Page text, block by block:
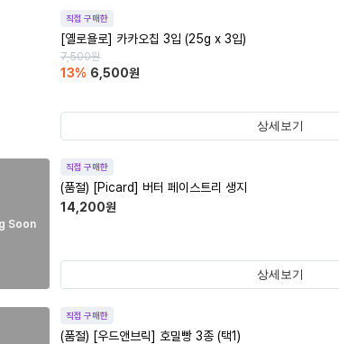
직접 구매한
[옐로욜로] 카카오칩 3입 (25g x 3입)
7,500원
13% 6,500원
상세보기
Soon
직접 구매한
(품절) [Picard] 버터 페이스트리 생지
14,200원
상세보기
직접 구매한
(품절) [우드앤브릭] 호밀빵 3종 (택1)